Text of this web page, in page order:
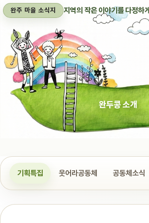
완주 마을 소식지 지역의 작은 이야기를 다정하
완두콩 소개
기획특집 웃어라공동체 공동체소식